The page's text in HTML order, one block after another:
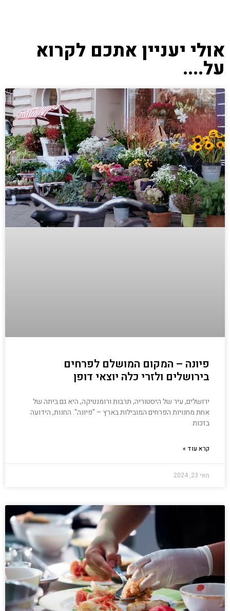
אולי יעניין אתכם לקרוא
על....
פיונה – המקום המושלם לפרחים
בירושלים ולזרי כלה יוצאי דופן
ירושלים, עיר של היסטוריה, תרבות ורומנטיקה, היא גם ביתה של
אחת מחנויות הפרחים המובילות בארץ – "פיונה". החנות, הידועה
בזכות
קרא עוד »
מאי 23, 2024